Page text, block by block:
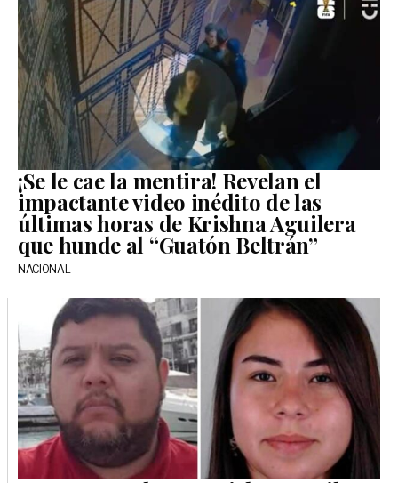
¡Se le cae la mentira! Revelan el
impactante video inédito de las
últimas horas de Krishna Aguilera
que hunde al “Guatón Beltrán”
NACIONAL